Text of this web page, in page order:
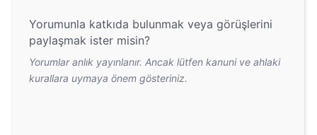
Yorumunla katkıda bulunmak veya görüşlerini
paylaşmak ister misin?
Yorumlar anlık yayınlanır. Ancak lütfen kanuni ve ahlaki
kurallara uymaya önem gösteriniz.